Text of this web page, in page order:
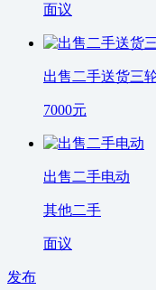
面议
出售二手送货三
7000元
出售二手电动
其他二手
面议
发布